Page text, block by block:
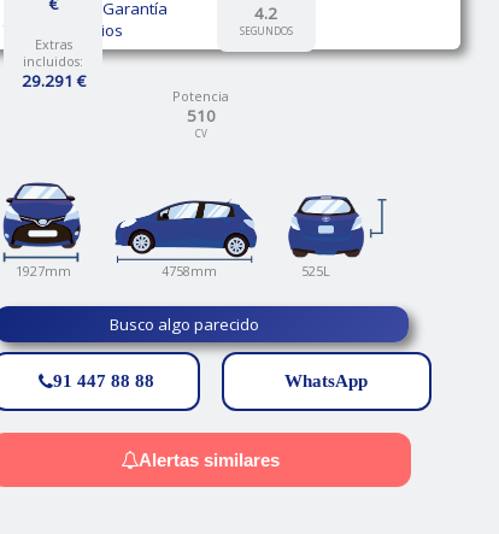
12 Meses de Garantía
Talleres propios
4.2
SEGUNDOS
Extras
incluidos:
29.291 €
Potencia
510
CV
1927mm 4758mm 525L
Busco algo parecido
91 447 88 88 WhatsApp
Alertas similares